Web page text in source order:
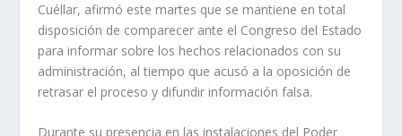
Cuéllar, afirmó este martes que se mantiene en total
disposición de comparecer ante el Congreso del Estado
para informar sobre los hechos relacionados con su
administración, al tiempo que acusó a la oposición de
retrasar el proceso y difundir información falsa.
Durante su presencia en las instalaciones del Poder